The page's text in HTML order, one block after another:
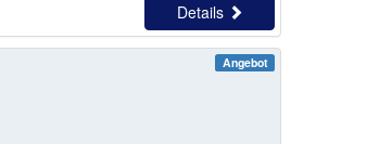
Details
Angebot